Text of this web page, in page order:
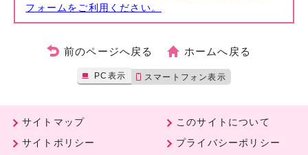
フォームをご利用ください。
前のページへ戻る ホームへ戻る
PC表示 スマートフォン表示
サイトマップ
このサイトについて
サイトポリシー
プライバシーポリシー